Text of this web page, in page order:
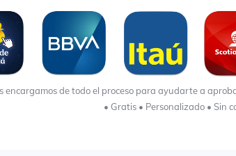
encargamos de todo el proceso para ayudarte a
• Gratis • Personalizado • Sin